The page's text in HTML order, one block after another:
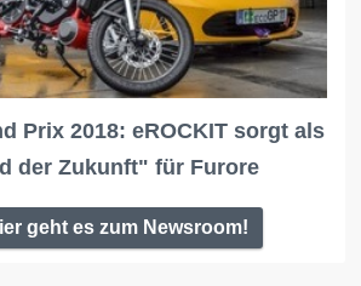
Prix 2018: eROCKIT sorgt als
der Zukunft" für Furore
geht es zum Newsroom!